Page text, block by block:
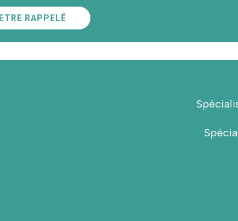
ETRE RAPPELÉ